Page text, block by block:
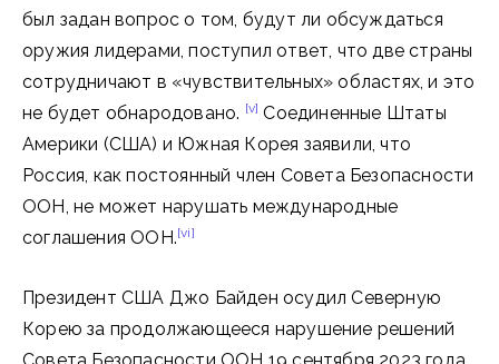
был задан вопрос о том, будут ли обсуждаться
оружия лидерами, поступил ответ, что две страны
сотрудничают в «чувствительных» областях, и это
не будет обнародовано. [v] Соединенные Штаты
Америки (США) и Южная Корея заявили, что
Россия, как постоянный член Совета Безопасности
ООН, не может нарушать международные
соглашения ООН.[vi]
Президент США Джо Байден осудил Северную
Корею за продолжающееся нарушение решений